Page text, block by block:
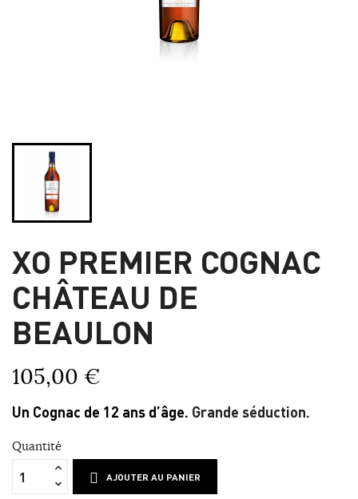
XO PREMIER COGNAC
CHÂTEAU DE
BEAULON
105,00 €
Un Cognac de 12 ans d’âge. Grande séduction.
Quantité
AJOUTER AU PANIER